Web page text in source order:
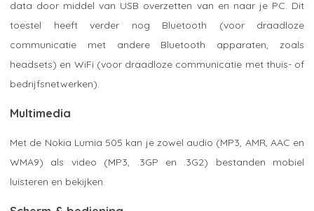
data door middel van USB overzetten van en naar je PC. Dit
toestel heeft verder nog Bluetooth (voor draadloze
communicatie met andere Bluetooth apparaten, zoals
headsets) en WiFi (voor draadloze communicatie met thuis- of
bedrijfsnetwerken).
Multimedia
Met de Nokia Lumia 505 kan je zowel audio (MP3, AMR, AAC en
WMA9) als video (MP3, .3GP en .3G2) bestanden mobiel
luisteren en bekijken.